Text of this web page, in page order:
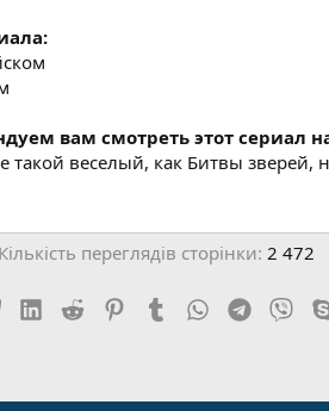
вам смотреть этот сериал
такой веселый, как Битвы зверей,
Кількість переглядів сторінки 2 472
BlueskyLinkedIn
Reddit PinterestTumblr WhatsApp
Telegram